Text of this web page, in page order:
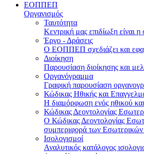
ΕΟΠΠΕΠ
Οργανισμός
Ταυτότητα
Κεντρική μας επιδίωξη είναι
Έργο - Δράσεις
Ο ΕΟΠΠΕΠ σχεδιάζει και
Διοίκηση
Παρουσίαση διοίκησης και
Οργανόγραμμα
Γραφική παρουσίαση
Κώδικας Ηθικής και
Η διαμόρφωση ενός ηθικού και
Κώδικας Δεοντολογίας
Ο Κώδικας Δεοντολογίας
συμπεριφορά των Εσωτερικών
Ισολογισμοί
Αναλυτικός κατάλογος